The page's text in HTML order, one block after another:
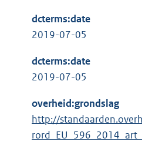
dcterms:date
2019-07-05
dcterms:date
2019-07-05
overheid:grondslag
http://